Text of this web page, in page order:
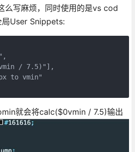
么写麻烦，同时使用的是vs cod
局User Snippets:
/ 7.5)"],
to vmin"
就会将calc($0vmin / 7.5)输出